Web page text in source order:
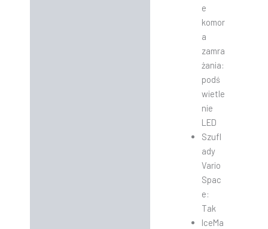
e
komor
a
zamra
żania:
podś
wietle
nie
LED
Szufl
ady
Vario
Spac
e:
Tak
IceMa